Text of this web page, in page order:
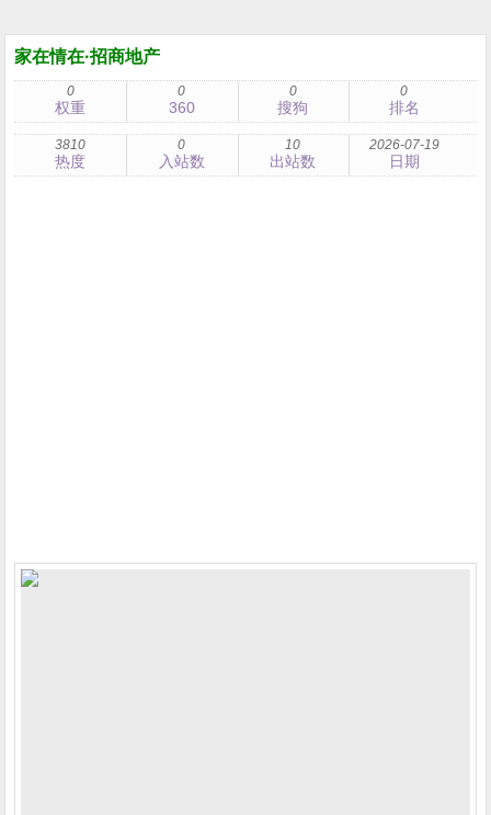
家在情在·招商地产
0
权重
0
360
0
搜狗
0
排名
3810
热度
0
入站数
10
出站数
2026-07-19
日期